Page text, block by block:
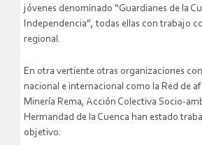
jóvenes denominado “Guardianes de la
Independencia”, todas ellas con trabajo
regional.
En otra vertiente otras organizaciones
nacional e internacional como la Red de
Minería Rema, Acción Colectiva Socio-
Hermandad de la Cuenca han estado
objetivo.